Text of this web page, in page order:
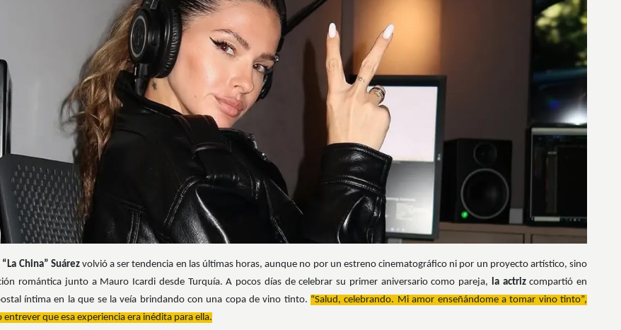
China” Suárezvolvió a ser tendencia en las últimas horas, aunque no por un estreno cinematográfico ni por un proyecto artístico, sino
romántica junto a Mauro Icardi desde Turquía. A pocos días de celebrar su primer aniversario como pareja, la actrizcompartió en
íntima en la que se la veía brindando con una copa de vino tinto. “Salud, celebrando. Mi amor enseñándome a tomar vino tinto”,
que esa experiencia era inédita para ella.